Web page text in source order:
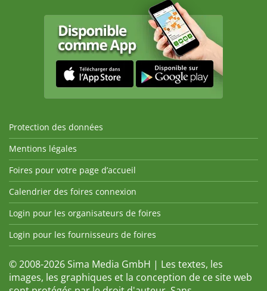
Protection des données
Mentions légales
Foires pour votre page d’accueil
Calendrier des foires connexion
Login pour les organisateurs de foires
Login pour les fournisseurs de foires
© 2008-2026 Sima Media GmbH | Les textes, les
images, les graphiques et la conception de ce site web